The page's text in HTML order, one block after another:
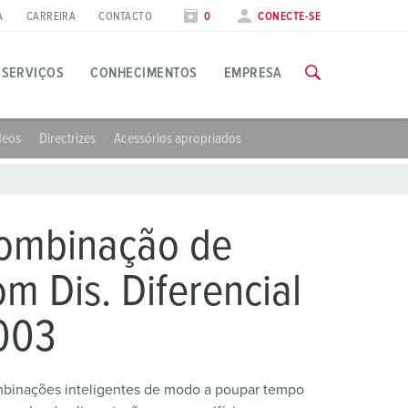
CARREIRA CONTACTO 0 CONECTE-SE
eólica
Automóvel
de logística
SERVIÇOS
PARA AS FORMAÇÕES
CONHECIMENTOS EMPRESA
Directrizes Acessórios apropriados
de
Dis. Diferencial
inteligentes de modo a poupar tempo